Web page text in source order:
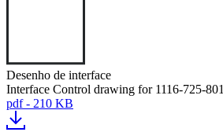
Desenho de interface
Interface Control drawing for 1116-725-801
pdf - 210 KB